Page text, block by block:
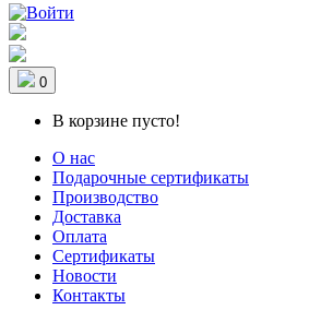
0
В корзине пусто!
О нас
Подарочные сертификаты
Производство
Доставка
Оплата
Сертификаты
Новости
Контакты